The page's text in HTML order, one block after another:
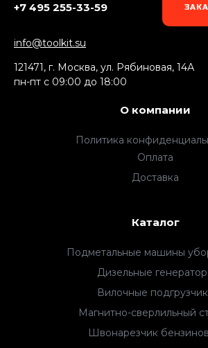
+7 495 255-33-59
info@toolkit.su
121471, г. Москва, ул. Рябиновая, 14А
пн-пт c 09:00 до 18:00
О компании
Политика
Оплата
Доставка
Каталог
Подметальные машины
Дизельные
Вилочные
Магнитно-сверлильный
Швонарезчик